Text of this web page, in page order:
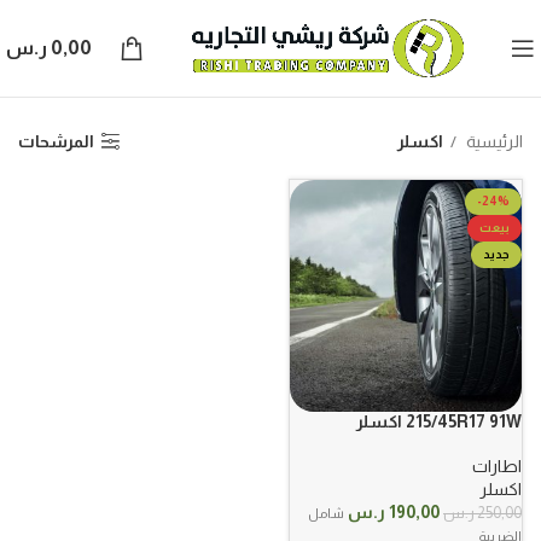
0,00 ر.س
الرئيسية اكسلر المرشحات
-24%
بيعت
جديد
215/45R17 91W اكسلر
اطارات
اكسلر
250,00ر.س السعر
190,00 ر.س السعر
شامل
الضريبة